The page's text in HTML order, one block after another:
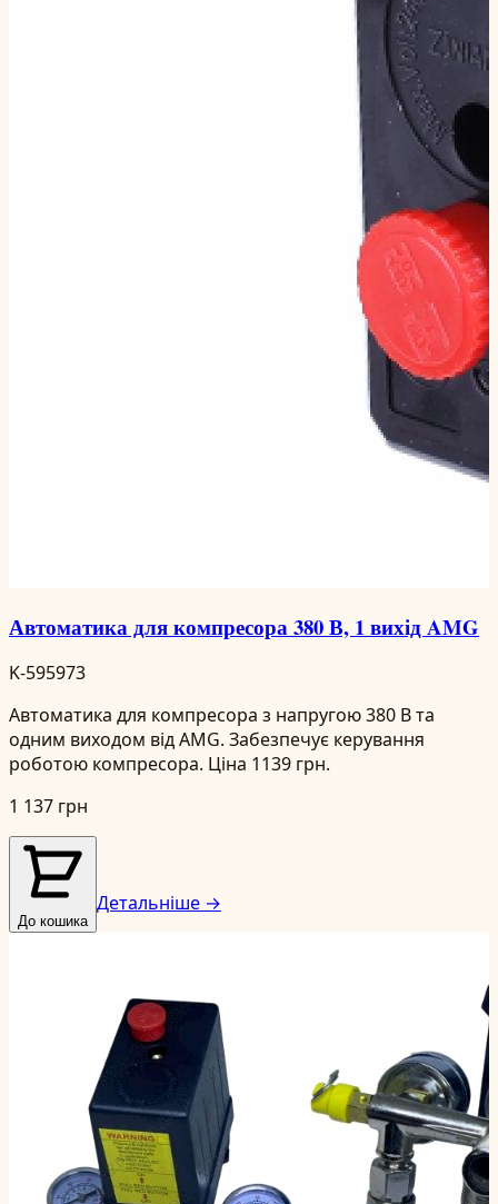
Автоматика для компресора 380 В, 1 вихід AMG
K-595973
Автоматика для компресора з напругою 380 В та
одним виходом від AMG. Забезпечує керування
роботою компресора. Ціна 1139 грн.
1 137 грн
До кошика
Детальніше →